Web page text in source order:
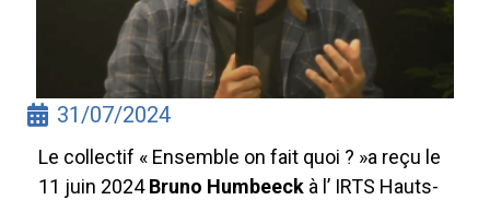
31/07/2024
Le collectif « Ensemble on fait quoi ? »a reçu le
11 juin 2024Bruno Humbeeck à l’ IRTS Hauts-